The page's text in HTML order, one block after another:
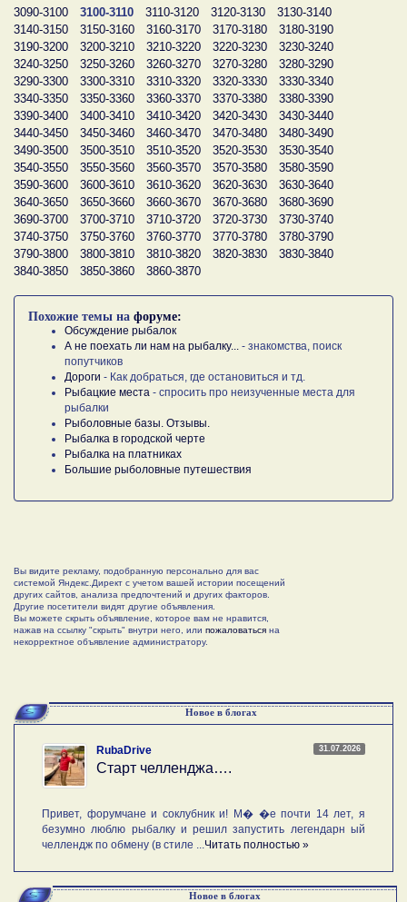
3090-3100
3100-3110 3110-3120 3120-3130
3130-3140
3140-3150
3150-3160 3160-3170 3170-3180
3180-3190
3190-3200
3200-3210 3210-3220 3220-3230
3230-3240
3240-3250
3250-3260 3260-3270 3270-3280
3280-3290
3290-3300
3300-3310 3310-3320 3320-3330
3330-3340
3340-3350
3350-3360 3360-3370 3370-3380
3380-3390
3390-3400
3400-3410 3410-3420 3420-3430
3430-3440
3440-3450
3450-3460 3460-3470 3470-3480
3480-3490
3490-3500
3500-3510 3510-3520 3520-3530
3530-3540
3540-3550
3550-3560 3560-3570 3570-3580
3580-3590
3590-3600
3600-3610 3610-3620 3620-3630
3630-3640
3640-3650
3650-3660 3660-3670 3670-3680
3680-3690
3690-3700
3700-3710 3710-3720 3720-3730
3730-3740
3740-3750
3750-3760 3760-3770 3770-3780
3780-3790
3790-3800
3800-3810 3810-3820 3820-3830
3830-3840
3840-3850
3850-3860 3860-3870
Похожие темы на форуме:
Обсуждение рыбалок
А не поехать ли нам на рыбалку...
- знакомства, поиск
попутчиков
Дороги - Как добраться, где остановиться и тд.
Рыбацкие места - спросить про неизученные места для
рыбалки
Рыболовные базы. Отзывы.
Рыбалка в городской черте
Рыбалка на платниках
Большие рыболовные путешествия
Вы видите рекламу, подобранную персонально для вас
системой Яндекс.Директ с учетом вашей истории посещений
других сайтов, анализа предпочтений и других факторов.
Другие посетители видят другие объявления.
Вы можете скрыть объявление, которое вам не нравится,
нажав на ссылку "скрыть" внутри него, или пожаловаться на
некорректное объявление администратору.
Новое в блогах
31.07.2026
RubaDrive
Старт челленджа….
Привет, форумчане и соклубник и! М� �е почти 14 лет, я
безумно люблю рыбалку и решил запустить легендарн ый
челлендж по обмену (в стиле ... Читать полностью »
Новое в блогах